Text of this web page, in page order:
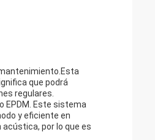
que podrá
regulares.
EPDM. Este sistema
y eficiente en
por lo que es